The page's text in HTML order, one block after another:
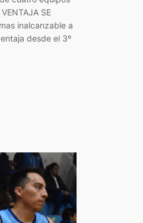
SE
inalcanzable a
desde el 3º